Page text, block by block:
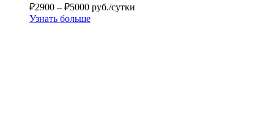
₽2900 – ₽5000 руб./сутки
Узнать больше